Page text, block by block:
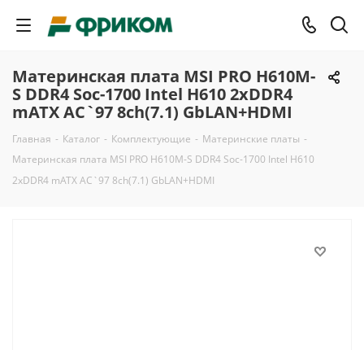
Материнская плата MSI PRO H610M-
S DDR4 Soc-1700 Intel H610 2xDDR4
mATX AC`97 8ch(7.1) GbLAN+HDMI
Главная - Каталог - Комплектующие - Материнские платы -
Материнская плата MSI PRO H610M-S DDR4 Soc-1700 Intel H610
2xDDR4 mATX AC`97 8ch(7.1) GbLAN+HDMI